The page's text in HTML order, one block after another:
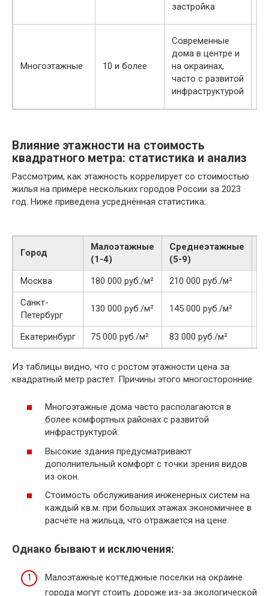
застройка
Многоэтажные 10 и более
Современные
дома в центре и
на окраинах,
часто с развитой
инфраструктурой
Влияние этажности на стоимость
квадратного метра: статистика и анализ
Рассмотрим, как этажность коррелирует со стоимостью
жилья на примере нескольких городов России за 2023
год. Ниже приведена усреднённая статистика:
Город
Малоэтажные
(1-4)
Среднеэтажные
(5-9)
Москва
180 000 руб./м² 210 000 руб./м²
Санкт-
Петербург
130 000 руб./м² 145 000 руб./м²
Екатеринбург 75 000 руб./м² 83 000 руб./м²
Из таблицы видно, что с ростом этажности цена за
квадратный метр растет. Причины этого многосторонние:
Многоэтажные дома часто располагаются в
более комфортных районах с развитой
инфраструктурой.
Высокие здания предусматривают
дополнительный комфорт с точки зрения видов
из окон.
Стоимость обслуживания инженерных систем на
каждый кв.м. при больших этажах экономичнее в
расчёте на жильца, что отражается на цене.
Однако бывают и исключения:
Малоэтажные коттеджные поселки на окраине
города могут стоить дороже из-за экологической